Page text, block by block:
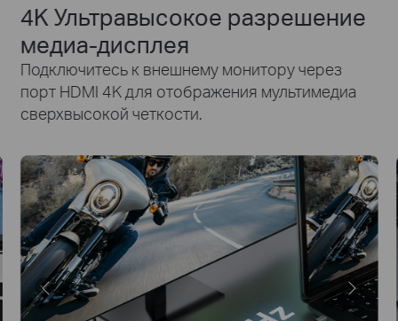
4K Ультравысокое разрешение
медиа-дисплея
Подключитесь к внешнему монитору через
порт HDMI 4K для отображения мультимедиа
сверхвысокой четкости.